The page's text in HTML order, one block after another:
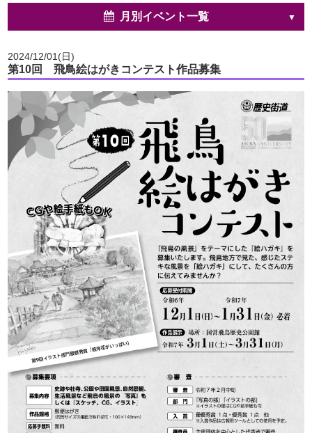
月別イベント一覧
2024/12/01(日)
第10回 飛鳥絵はがきコンテスト作品募集